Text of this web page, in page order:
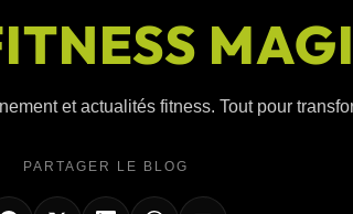
Concept
ALEOP
Aléop Cardio
Aléop Force
Aléop Fight
Pôle Santé
et actualités fitness. Tout pour
PARTAGER LE BLOG